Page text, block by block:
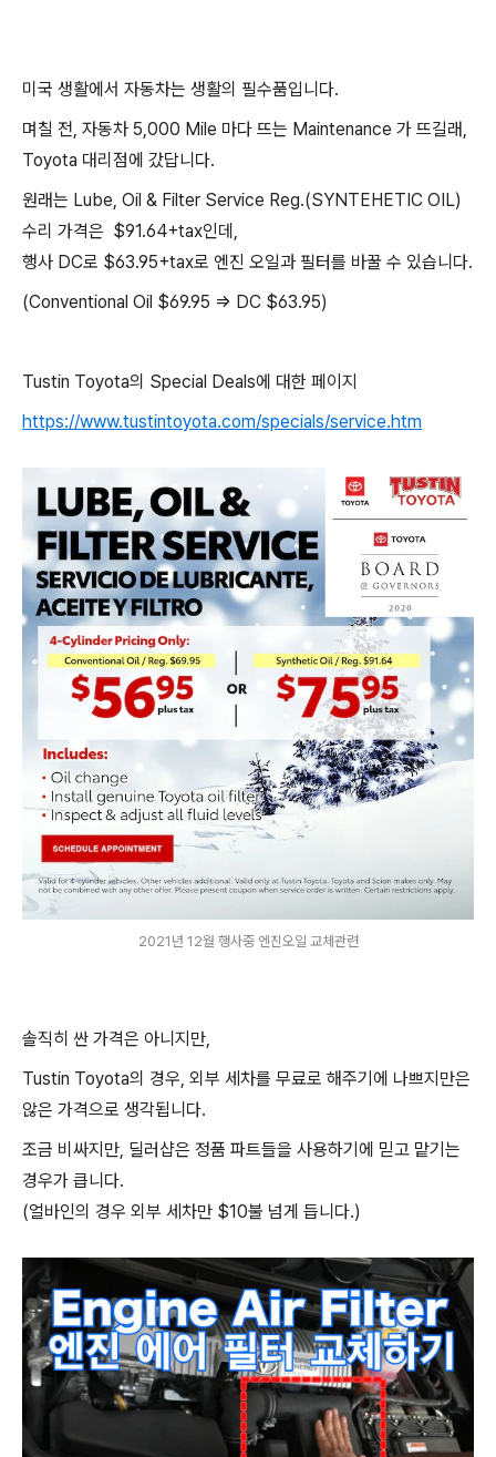
미국 생활에서 자동차는 생활의 필수품입니다.
며칠 전, 자동차 5,000 Mile 마다 뜨는 Maintenance 가 뜨길래,
Toyota 대리점에 갔답니다.
원래는 Lube, Oil & Filter Service Reg.(SYNTEHETIC OIL)
수리 가격은 $91.64+tax인데,
행사 DC로 $63.95+tax로 엔진 오일과 필터를 바꿀 수 있습니다.
(Conventional Oil $69.95 => DC $63.95)
Tustin Toyota의 Special Deals에 대한 페이지
https://www.tustintoyota.com/specials/service.htm
2021년 12월 행사중 엔진오일 교체관련
솔직히 싼 가격은 아니지만,
Tustin Toyota의 경우, 외부 세차를 무료로 해주기에 나쁘지만은
않은 가격으로 생각됩니다.
조금 비싸지만, 딜러샵은 정품 파트들을 사용하기에 믿고 맡기는
경우가 큽니다.
(얼바인의 경우 외부 세차만 $10불 넘게 듭니다.)